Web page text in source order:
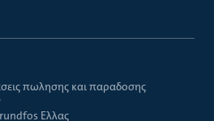
πωλησης και παραδοσης
Ελλας